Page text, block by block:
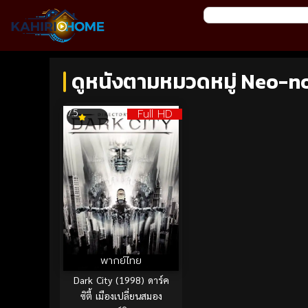
ดูหนังตามหมวดหมู่ Neo-
Full HD
พากย์ไทย
7.5
Dark City (1998) ดาร์ค
ซิตี้ เมืองเปลี่ยนสมอง